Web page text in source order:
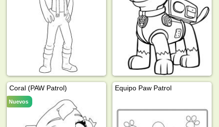
Coral (PAW Patrol)
Nuevos
Equipo Paw Patrol